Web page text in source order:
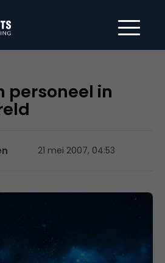
personeel in
21 mei 2007, 04:53